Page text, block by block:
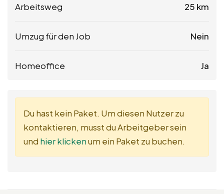
Arbeitsweg 25 km
Umzug für den Job Nein
Homeoffice Ja
Du hast kein Paket. Um diesen Nutzer zu
kontaktieren, musst du Arbeitgeber sein
und hier klickenum ein Paket zu buchen.